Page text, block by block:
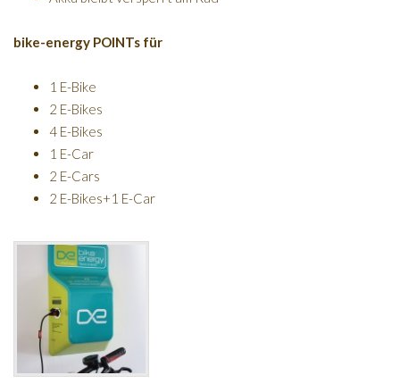
bike-energy POINTs für
1 E-Bike
2 E-Bikes
4 E-Bikes
1 E-Car
2 E-Cars
2 E-Bikes+1 E-Car